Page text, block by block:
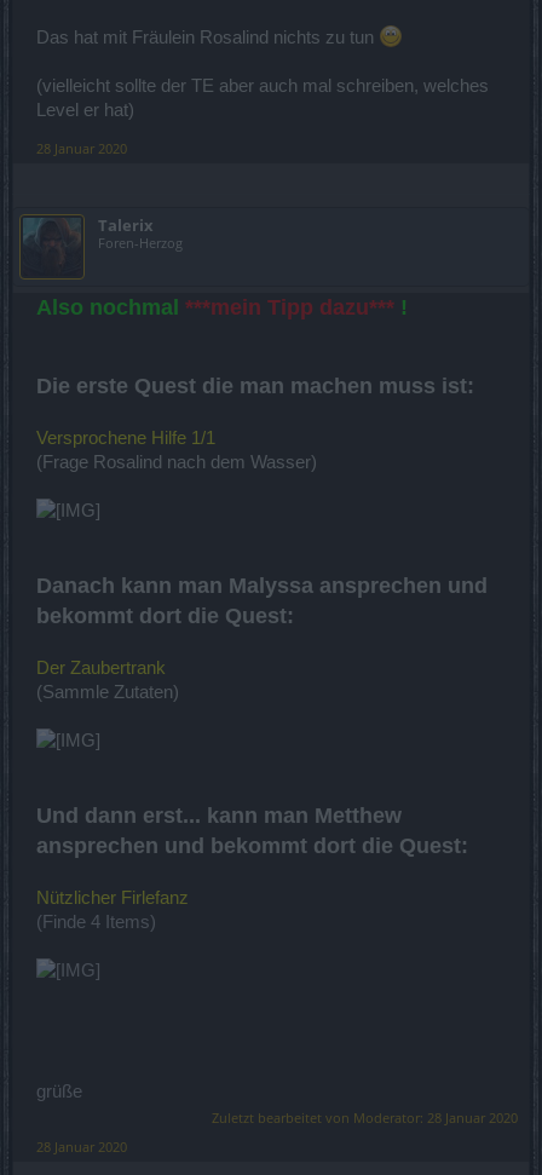
Das hat mit Fräulein Rosalind nichts zu tun
(vielleicht sollte der TE aber auch mal schreiben, welches
Level er hat)
28 Januar 2020
Talerix
Foren-Herzog
Also nochmal ***mein Tipp dazu*** !
Die erste Quest die man machen muss ist:
Versprochene Hilfe 1/1
(Frage Rosalind nach dem Wasser)
Danach kann man Malyssa ansprechen und
bekommt dort die Quest:
Der Zaubertrank
(Sammle Zutaten)
Und dann erst... kann man Metthew
ansprechen und bekommt dort die Quest:
Nützlicher Firlefanz
(Finde 4 Items)
grüße
Zuletzt bearbeitet von Moderator: 28 Januar 2020
28 Januar 2020